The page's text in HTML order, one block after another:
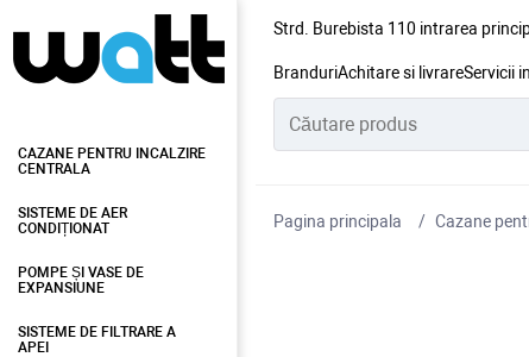
Strd. Burebista 110 intrarea
BranduriAchitare si livrareServicii
CAZANE PENTRU INCALZIRE
CENTRALA
SISTEME DE AER
CONDIȚIONAT
POMPE ȘI VASE DE
EXPANSIUNE
SISTEME DE FILTRARE A
APEI
Pagina principala Cazane